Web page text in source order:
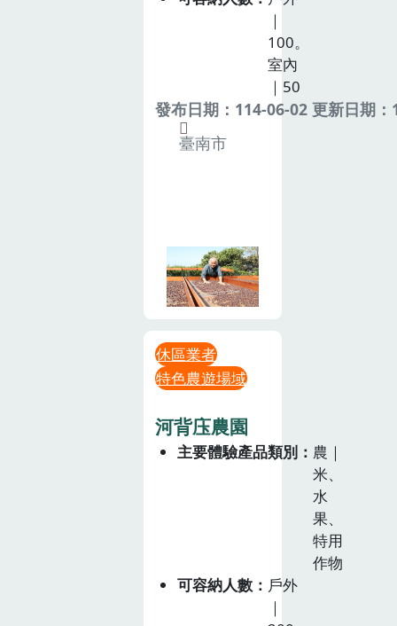
｜
100。
室內
｜50
發布日期：114-06-02 更新日期
臺南市
休區業者
特色農遊場域
河背庒農園
主要體驗產品類別
農｜
米、
水
果、
特用
作物
可容納人數
戶外
｜